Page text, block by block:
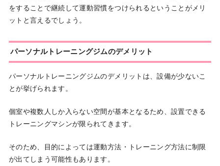
をすることで継続して運動習慣をつけられるということがメリ
ットと言えるでしょう。
パーソナルトレーニングジムのデメリット
パーソナルトレーニングジムのデメリットは、設備が少ないこ
とが挙げられます。
個室や複数人しか入らない空間が基本となるため、設置できる
トレーニングマシンが限られてきます。
そのため、目的によっては運動方法・トレーニング方法に制限
が出てしまう可能性もあります。